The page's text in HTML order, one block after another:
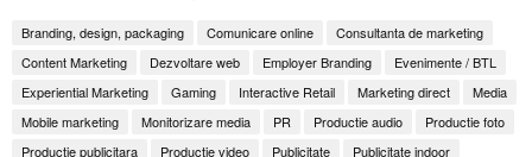
Branding, design, packaging Comunicare online
Consultanta de marketing
Content Marketing
Dezvoltare web Employer Branding
Evenimente / BTL
Experiential Marketing
Gaming Interactive Retail Marketing direct
Media
Mobile marketing
Monitorizare media PR Productie audio
Productie foto
Productie publicitara
Productie video Publicitate
Publicitate indoor